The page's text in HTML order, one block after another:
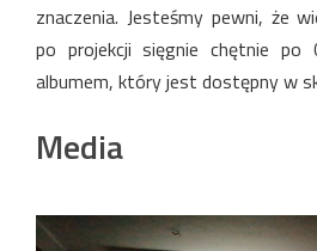
znaczenia. Jesteśmy pewni, że
po projekcji sięgnie chętnie po
albumem, który jest dostępny w
Media